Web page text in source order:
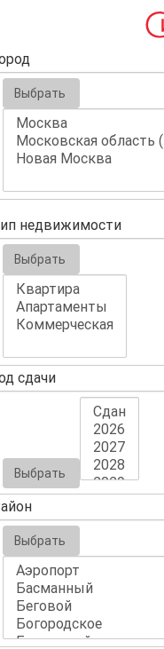
Выбрать
недвижимости
Выбрать
сдачи
Выбрать
Выбрать